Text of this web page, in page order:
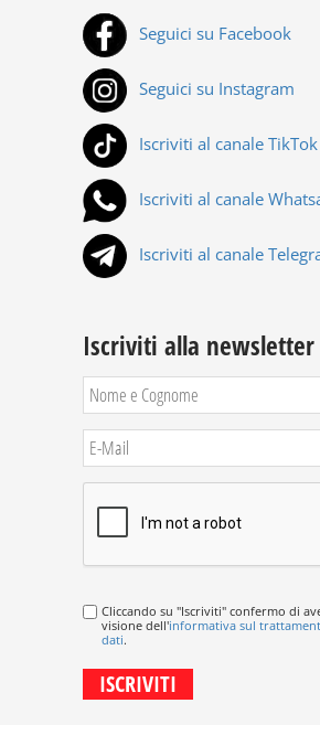
Seguici su Facebook
Seguici su Instagram
Iscriviti al canale TikTok
Iscriviti al canale
Iscriviti al canale
Iscriviti alla newsletter
Cliccando su "Iscriviti" confermo di
visione dell'informativa sul
dati.